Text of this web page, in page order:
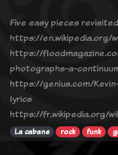
Five easy pieces
https://en.wikipedia.org/
https://
photographs-a-
https://genius.com/
lyrics
https://fr.wikipedia.org/
La cabane rock funk